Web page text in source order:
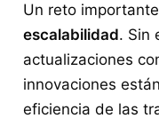
Un reto
escalabilidad. Sin
actualizaciones
innovaciones
eficiencia de las